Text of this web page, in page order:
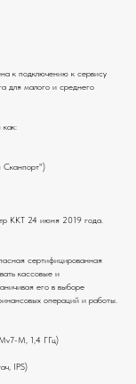
к подключению к сервису
для малого и среднего
Сканпорт")
ККТ 24 июня 2019 года.
сертифицированная
кассовые и
его в выборе
операций и работы.
M, 1,4 ГГц)
IPS)